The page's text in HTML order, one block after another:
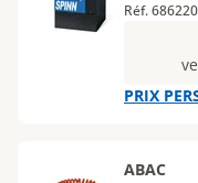
Réf.
PRIX
ABAC